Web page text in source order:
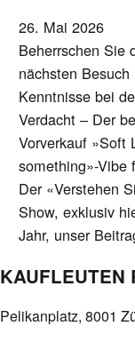
26. Mai 2026
Beherrschen Sie
nächsten
Kenntnisse bei
Verdacht – Der
Vorverkauf »Soft
something»-Vibe
Der «Verstehen
Show, exklusiv
Jahr, unser
KAUFLEUTEN
Pelikanplatz, 8001